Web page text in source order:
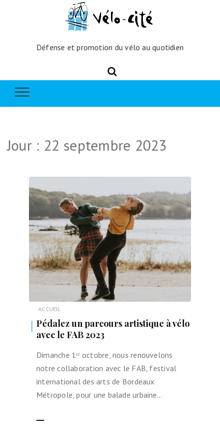
Défense et promotion du vélo au quotidien
Jour : 22 septembre 2023
ACCUEIL
Pédalez un parcours artistique à vélo
avec le FAB 2023
Dimanche 1ᵉʳ octobre, nous renouvelons
notre collaboration avec le FAB, festival
international des arts de Bordeaux
Métropole, pour une balade urbaine…